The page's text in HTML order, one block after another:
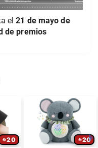
el21 de mayo de
de premios
20 20